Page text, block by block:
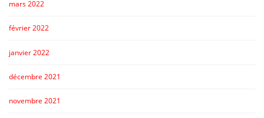
mars 2022
février 2022
janvier 2022
décembre 2021
novembre 2021